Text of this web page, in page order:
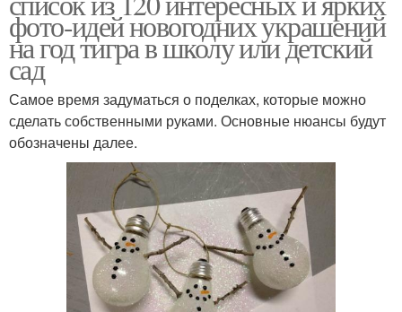
фото-идей новогодних украшений
на год тигра в школу или детский
сад
Самое время задуматься о поделках, которые можно
сделать собственными руками. Основные нюансы будут
обозначены далее.